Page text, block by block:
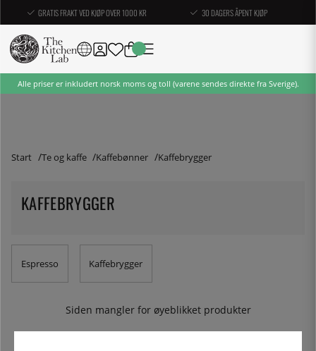
GRATIS FRAKT VED KJØP OVER 1000 KR 30 DAGERS ÅPENT KJØP
Alle priser er inkludert norsk moms og toll (varene sendes direkte fra Sverige).
Start Te og kaffe Kaffebønner Kaffebrygger
KAFFEBRYGGER
Espresso Kaffebrygger
Siden mangler for øyeblikket produkter